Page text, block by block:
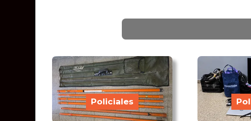
Policiales